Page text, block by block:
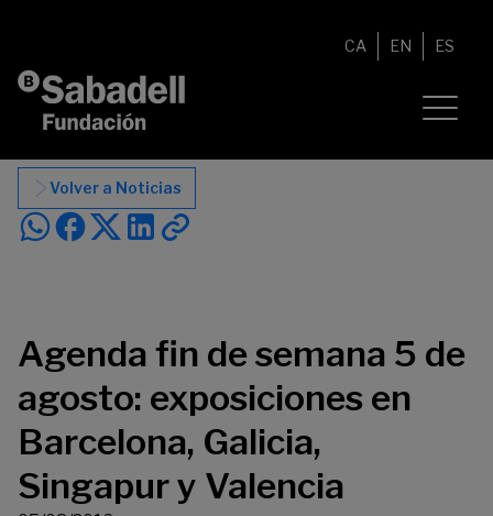
CA EN ES
Volver a Noticias
Agenda fin de semana 5 de
agosto: exposiciones en
Barcelona, Galicia,
Singapur y Valencia